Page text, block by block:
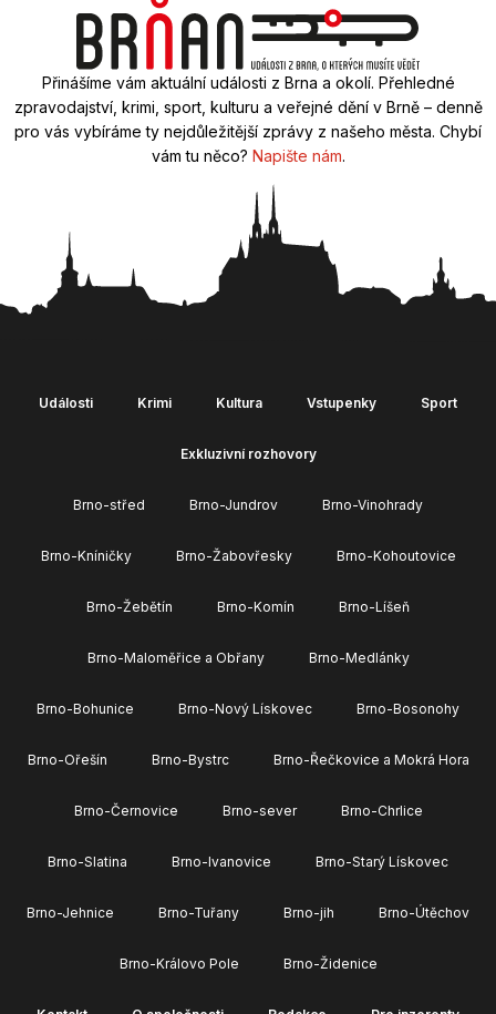
Přinášíme vám aktuální události z Brna a okolí. Přehledné
zpravodajství, krimi, sport, kulturu a veřejné dění v Brně – denně
pro vás vybíráme ty nejdůležitější zprávy z našeho města. Chybí
vám tu něco? Napište nám.
Události Krimi Kultura Vstupenky Sport
Exkluzivní rozhovory
Brno-střed Brno-Jundrov Brno-Vinohrady
Brno-Kníničky Brno-Žabovřesky Brno-Kohoutovice
Brno-Žebětín Brno-Komín Brno-Líšeň
Brno-Maloměřice a Obřany Brno-Medlánky
Brno-Bohunice Brno-Nový Lískovec Brno-Bosonohy
Brno-Ořešín Brno-Bystrc Brno-Řečkovice a Mokrá Hora
Brno-Černovice Brno-sever Brno-Chrlice
Brno-Slatina Brno-Ivanovice Brno-Starý Lískovec
Brno-Jehnice Brno-Tuřany Brno-jih Brno-Útěchov
Brno-Královo Pole Brno-Židenice